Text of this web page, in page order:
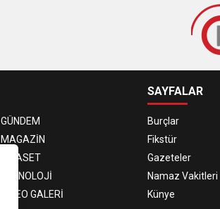
GÜNDEM
MAGAZİN
SİYASET
TEKNOLOJİ
VIDEO GALERİ
SAYFALAR
Burçlar
Fikstür
Gazeteler
Namaz Vakitleri
Künye